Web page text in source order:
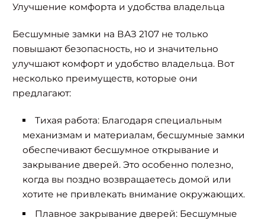
Улучшение комфорта и удобства владельца
Бесшумные замки на ВАЗ 2107 не только
повышают безопасность, но и значительно
улучшают комфорт и удобство владельца. Вот
несколько преимуществ, которые они
предлагают:
Тихая работа: Благодаря специальным
механизмам и материалам, бесшумные замки
обеспечивают бесшумное открывание и
закрывание дверей. Это особенно полезно,
когда вы поздно возвращаетесь домой или
хотите не привлекать внимание окружающих.
Плавное закрывание дверей: Бесшумные